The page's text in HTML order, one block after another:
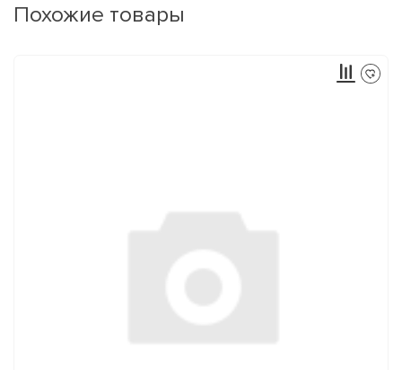
Похожие товары